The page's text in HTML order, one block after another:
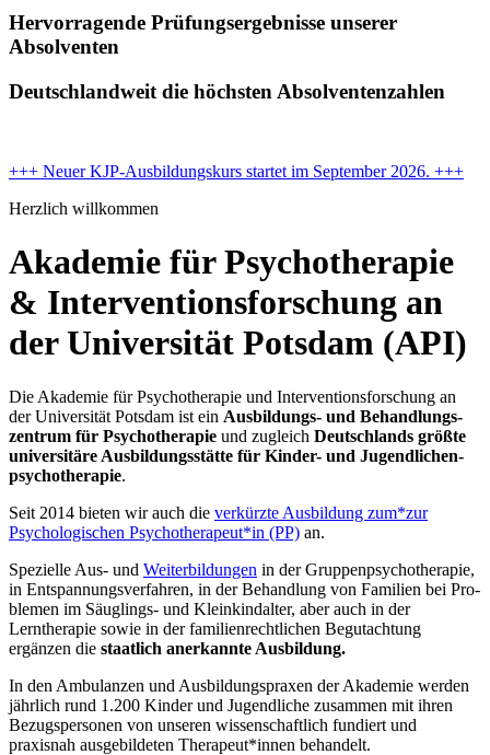
Hervorragende Prüfungs­ergeb­nisse unserer
Absolventen
Deutschlandweit die höchsten Absol­ven­ten­zahlen
+++ Neuer KJP-Ausbildungskurs startet im September 2026. +++
Herzlich willkommen
Akademie für Psycho­therapie
& Interventions­forschung an
der Univer­sität Potsdam (API)
Die Akademie für Psychotherapie und In­ter­ven­tions­for­schung an
der Uni­ver­si­tät Pots­dam ist ein Aus­bil­dungs- und Be­hand­lungs­
zentrum für Psy­cho­the­rapie und zu­gleich Deutsch­lands größte
uni­versi­täre Aus­bil­dungs­stätte für Kinder- und Ju­gend­lichen­
psycho­therapie.
Seit 2014 bieten wir auch die verkürzte Ausbildung zum*zur
Psycho­logischen Psy­cho­thera­peut*in (PP) an.
Spezielle Aus- und Weiterbildungen in der Gruppen­psycho­therapie,
in Ent­span­nungs­ver­fahren, in der Behandlung von Familien bei Pro­
blemen im Säug­lings- und Klein­kind­alter, aber auch in der
Lerntherapie sowie in der fa­mi­lien­recht­lichen Begutachtung
ergänzen die staatlich an­er­kannte Aus­bil­dung.
In den Ambulanzen und Ausbildungs­praxen der Akademie werden
jähr­lich rund 1.200 Kinder und Jugendliche zu­sam­men mit ihren
Bezugspersonen von unseren wissen­schaft­lich fundiert und
praxisnah ausgebildeten Thera­peut*innen be­handelt.